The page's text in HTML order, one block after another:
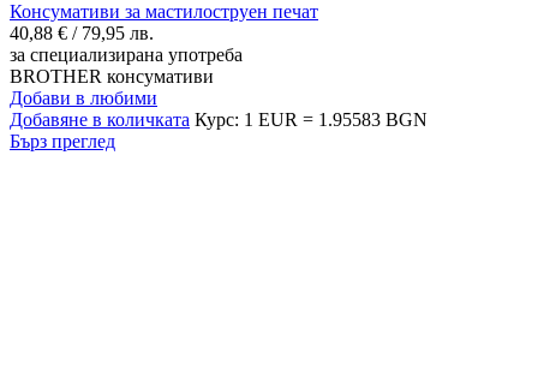
Консумативи за мастилоструен печат
40,88 € / 79,95 лв.
за специализирана употреба
BROTHER консумативи
Добави в любими
Добавяне в количката Курс: 1 EUR = 1.95583 BGN
Бърз преглед